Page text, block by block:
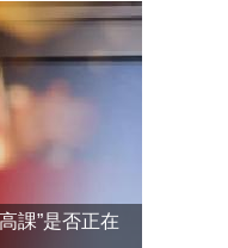
課”是否正在